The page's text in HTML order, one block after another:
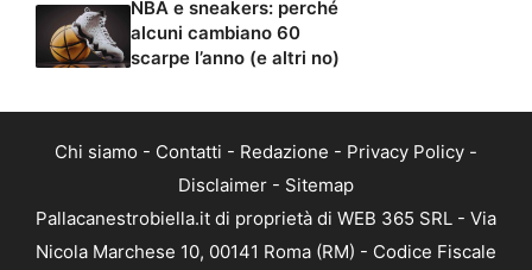
NBA e sneakers: perché
alcuni cambiano 60
scarpe l’anno (e altri no)
Chi siamo - Contatti - Redazione - Privacy Policy -
Disclaimer - Sitemap
Pallacanestrobiella.it di proprietà di WEB 365 SRL - Via
Nicola Marchese 10, 00141 Roma (RM) - Codice Fiscale